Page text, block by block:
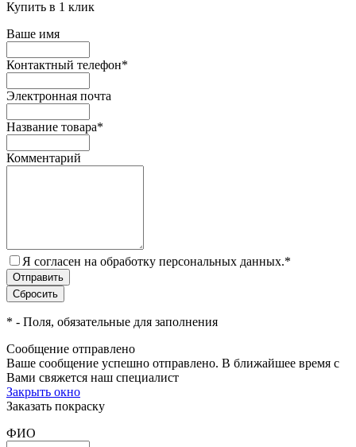
Купить в 1 клик
Ваше имя
Контактный телефон*
Электронная почта
Название товара*
Комментарий
Я согласен на обработку персональных данных.*
* - Поля, обязательные для заполнения
Сообщение отправлено
Ваше сообщение успешно отправлено. В ближайшее время с
Вами свяжется наш специалист
Закрыть окно
Заказать покраску
ФИО